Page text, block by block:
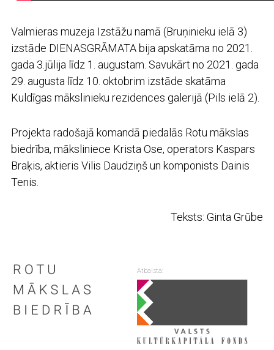
Valmieras muzeja Izstāžu namā (Bruņinieku ielā 3)
izstāde DIENASGRĀMATA bija apskatāma no 2021.
gada 3.jūlija līdz 1. augustam. Savukārt no 2021. gada
29. augusta līdz 10. oktobrim izstāde skatāma
Kuldīgas mākslinieku rezidences galerijā (Pils ielā 2).
Projekta radošajā komandā piedalās Rotu mākslas
biedrība, māksliniece Krista Ose, operators Kaspars
Braķis, aktieris Vilis Daudziņš un komponists Dainis
Tenis.
Teksts: Ginta Grūbe
Atbalsta: